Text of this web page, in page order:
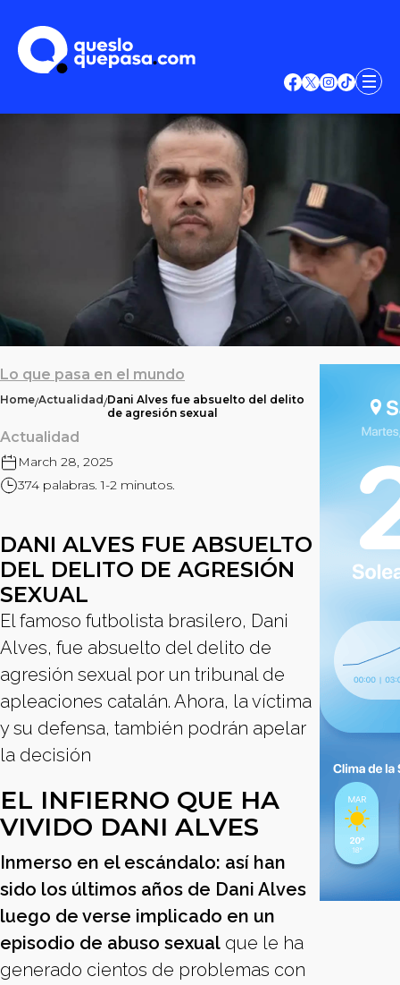
Lo que pasa en el mundo
Home/Actualidad/Dani Alves fue absuelto del delito
de agresión sexual
Actualidad
March 28, 2025
374 palabras. 1-2 minutos.
DANI ALVES FUE ABSUELTO
DEL DELITO DE AGRESIÓN
SEXUAL
El famoso futbolista brasilero, Dani
Alves, fue absuelto del delito de
agresión sexual por un tribunal de
apleaciones catalán. Ahora, la víctima
y su defensa, también podrán apelar
la decisión
EL INFIERNO QUE HA
VIVIDO DANI ALVES
Inmerso en el escándalo: así han
sido los últimos años de Dani Alves
luego de verse implicado en un
episodio de abuso sexual que le ha
generado cientos de problemas con